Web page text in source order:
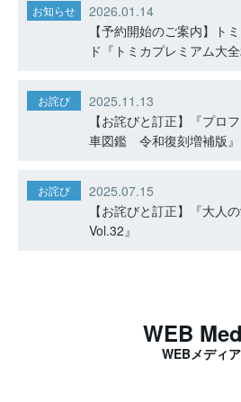
お知らせ
2026.01.14
【予約開始のご案内】ト
ド『トミカプレミアム大
お詫び
2025.11.13
【お詫びと訂正】『プロ
車図鑑 令和復刻増補版』
お詫び
2025.07.15
【お詫びと訂正】『大人
Vol.32』
WEB
WEBメディア